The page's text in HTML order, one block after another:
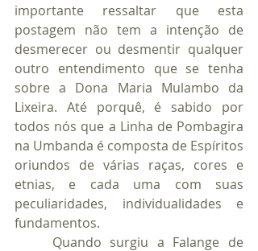
importante ressaltar que esta
postagem não tem a intenção de
desmerecer ou desmentir qualquer
outro entendimento que se tenha
sobre a Dona Maria Mulambo da
Lixeira. Até porquê, é sabido por
todos nós que a Linha de Pombagira
na Umbanda é composta de Espíritos
oriundos de várias raças, cores e
etnias, e cada uma com suas
peculiaridades, individualidades e
fundamentos.